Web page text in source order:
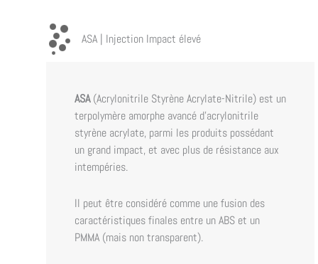
ASA | Injection Impact élevé
ASA(Acrylonitrile Styrène Acrylate-Nitrile) est un
terpolymère amorphe avancé d’acrylonitrile
styrène acrylate, parmi les produits possédant
un grand impact, et avec plus de résistance aux
intempéries.
Il peut être considéré comme une fusion des
caractéristiques finales entre un ABS et un
PMMA (mais non transparent).